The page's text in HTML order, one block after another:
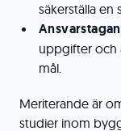
säkerställa
uppgifter och
mål.
Meriterande är
studier inom